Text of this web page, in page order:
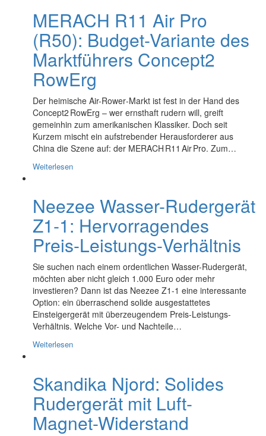
MERACH R11 Air Pro
(R50): Budget-Variante des
Marktführers Concept2
RowErg
Der heimische Air-Rower‐Markt ist fest in der Hand des
Concept2 RowErg – wer ernsthaft rudern will, greift
gemeinhin zum amerikanischen Klassiker. Doch seit
Kurzem mischt ein aufstrebender Herausforderer aus
China die Szene auf: der MERACH R11 Air Pro. Zum…
Weiterlesen
Neezee Wasser-Rudergerät
Z1-1: Hervorragendes
Preis-Leistungs-Verhältnis
Sie suchen nach einem ordentlichen Wasser-Rudergerät,
möchten aber nicht gleich 1.000 Euro oder mehr
investieren? Dann ist das Neezee Z1-1 eine interessante
Option: ein überraschend solide ausgestattetes
Einsteigergerät mit überzeugendem Preis-Leistungs-
Verhältnis. Welche Vor- und Nachteile…
Weiterlesen
Skandika Njord: Solides
Rudergerät mit Luft-
Magnet-Widerstand